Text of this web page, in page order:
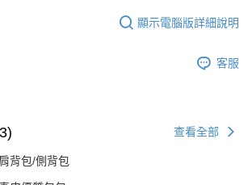
顯示電腦版詳細說明
客服
查看全部
肩背包/側背包